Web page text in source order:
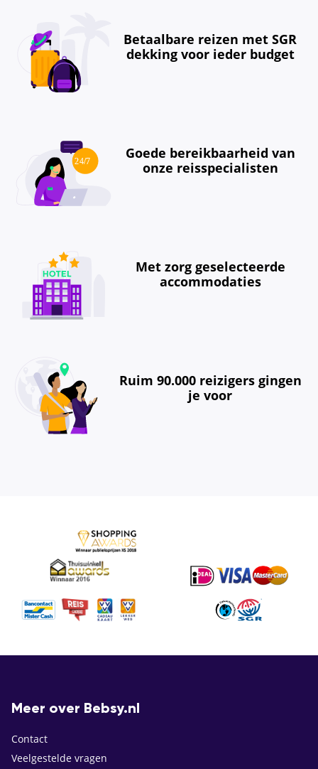
Betaalbare reizen met SGR
dekking voor ieder budget
Goede bereikbaarheid van
onze reisspecialisten
Met zorg geselecteerde
accommodaties
Ruim 90.000 reizigers gingen
je voor
Meer over Bebsy.nl
Contact
Veelgestelde vragen